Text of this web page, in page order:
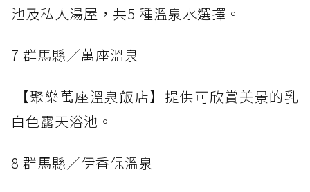
池及私人湯屋，共5 種溫泉水選擇。
7 群馬縣／萬座溫泉
【聚樂萬座溫泉飯店】提供可欣賞美景的乳
白色露天浴池。
8 群馬縣／伊香保溫泉